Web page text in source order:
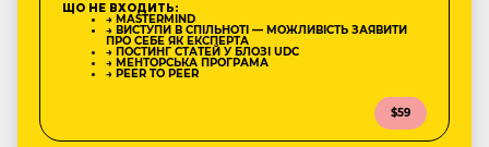
ЩО НЕ ВХОДИТЬ:
→ MASTERMIND
→ ВИСТУПИ В СПІЛЬНОТІ — МОЖЛИВІСТЬ ЗАЯВИТИ
ПРО СЕБЕ ЯК ЕКСПЕРТА
→ ПОСТИНГ СТАТЕЙ У БЛОЗІ UDC
→ МЕНТОРСЬКА ПРОГРАМА
→ PEER TO PEER
$59